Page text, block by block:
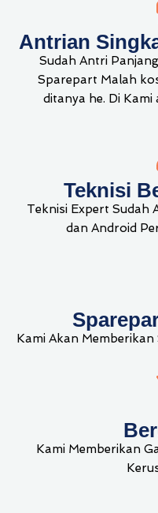
Antrian
Sudah Antri
Sparepart Malah
ditanya he. Di
Teknisi
Teknisi Expert Sudah
dan Android
Kami Akan
Kami Memberikan